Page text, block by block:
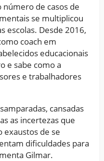
de casos de
se multiplicou
escolas. Desde 2016,
coach em
educacionais
e sabe como a
e trabalhadores
cansadas
as incertezas que
exaustos de se
dificuldades para
Gilmar.